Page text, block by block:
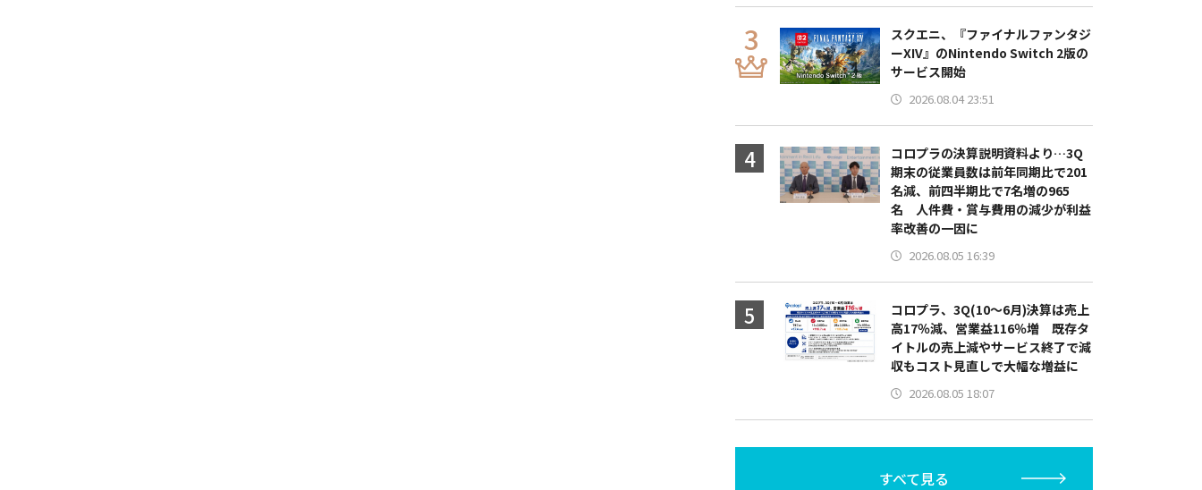
スクエニ、『ファイナルファンタジ
ーXIV』のNintendo Switch 2版の
サービス開始
2026.08.04 23:51
コロプラの決算説明資料より…3Q
期末の従業員数は前年同期比で201
名減、前四半期比で7名増の965
名 人件費・賞与費用の減少が利益
率改善の一因に
2026.08.05 16:39
コロプラ、3Q(10～6月)決算は売上
高17％減、営業益116％増 既存タ
イトルの売上減やサービス終了で減
収もコスト見直しで大幅な増益に
2026.08.05 18:07
すべて見る